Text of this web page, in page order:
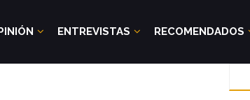
ENTREVISTAS RECOMENDADOS